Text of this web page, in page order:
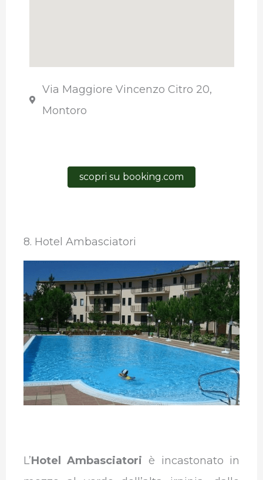
Via Maggiore Vincenzo Citro 20,
Montoro
scopri su booking.com
8. Hotel Ambasciatori
L’Hotel Ambasciatori è incastonato in